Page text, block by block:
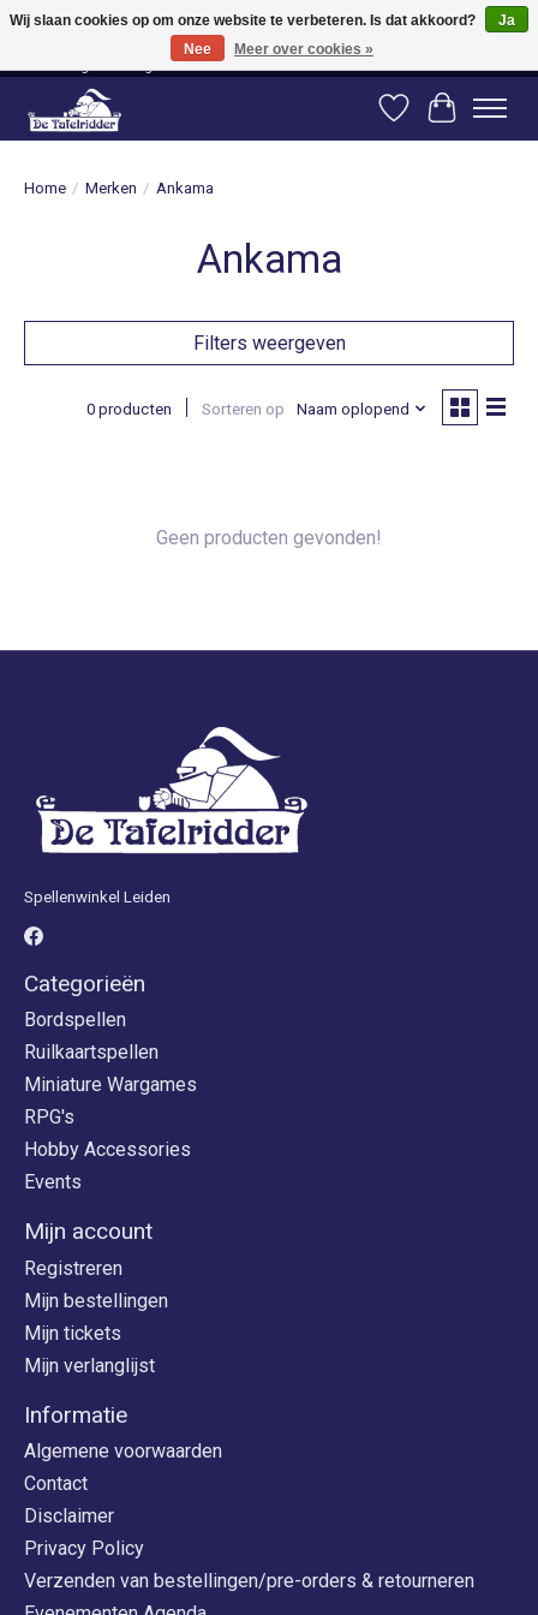
Vanaf 80 euro gratis verzending binnen Nederland! Vanaf 100 euro gratis
verzending naar België en Duitsland!
Verlanglijst
Home / Merken / Ankama
Ankama
Filters weergeven
0 producten Sorteren op Naam oplopend
Geen producten gevonden!
Spellenwinkel Leiden
Categorieën
Bordspellen
Ruilkaartspellen
Miniature Wargames
RPG's
Hobby Accessories
Events
Mijn account
Registreren
Mijn bestellingen
Mijn tickets
Mijn verlanglijst
Informatie
Algemene voorwaarden
Contact
Disclaimer
Privacy Policy
Verzenden van bestellingen/pre-orders & retourneren
Wij slaan cookies op om onze website te verbeteren. Is dat akkoord?
Ja
Nee
Meer over cookies »